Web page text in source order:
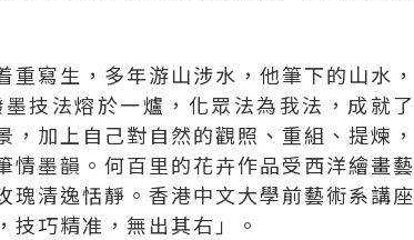
寫生，多年游山涉水，他筆下的山水，
技法熔於一爐，化眾法為我法，成就了
，加上自己對自然的觀照、重組、提煉，
墨韻。何百里的花卉作品受西洋繪畫藝
清逸恬靜。香港中文大學前藝術系講座
巧精准，無出其右」。